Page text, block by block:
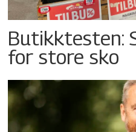
Butikktesten:
for store sko